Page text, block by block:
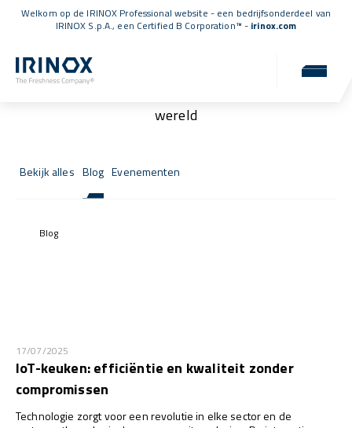
Welkom op de IRINOX Professional website - een bedrijfsonderdeel van
IRINOX S.p.A., een Certified B Corporation™ - irinox.com
Nieuws en evenementen
wereld
Bekijk alles Blog Evenementen
Blog
17/07/2025
IoT-keuken: efficiëntie en kwaliteit zonder
compromissen
Technologie zorgt voor een revolutie in elke sector en de